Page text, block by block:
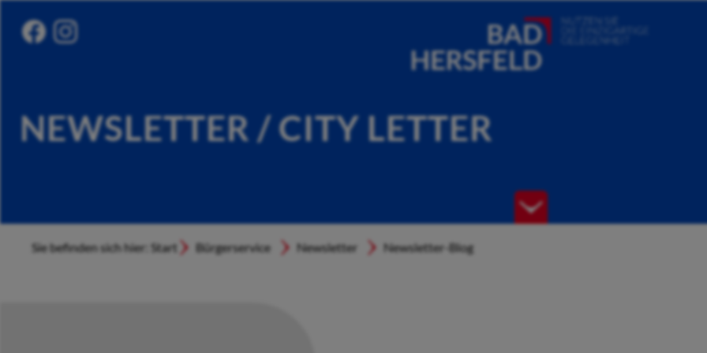
NEWSLETTER / CITY LETTER
Sie befinden sich hier: Start Bürgerservice Newsletter Newsletter-Blog